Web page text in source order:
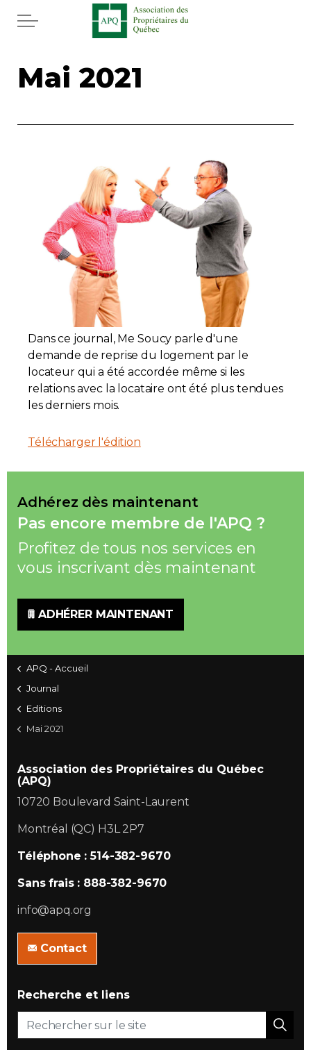
Aller au contenu principal
App APQ
Médias
Contact
Adhésion
Mai 2021
Dans ce journal, Me Soucy parle d'une
demande de reprise du logement par le
locateur qui a été accordée même si les
relations avec la locataire ont été plus tendues
les derniers mois.
Télécharger l'édition
Adhérez dès maintenant
Pas encore membre de l'APQ ?
Profitez de tous nos services en
vous inscrivant dès maintenant
ADHÉRER MAINTENANT
APQ - Accueil
Journal
Editions
Mai 2021
Association des Propriétaires du Québec
(APQ)
10720 Boulevard Saint-Laurent
Montréal (QC) H3L 2P7
Téléphone : 514-382-9670
Sans frais : 888-382-9670
info@apq.org
Contact
Recherche et liens